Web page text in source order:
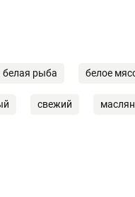
белая рыба белое
свежий